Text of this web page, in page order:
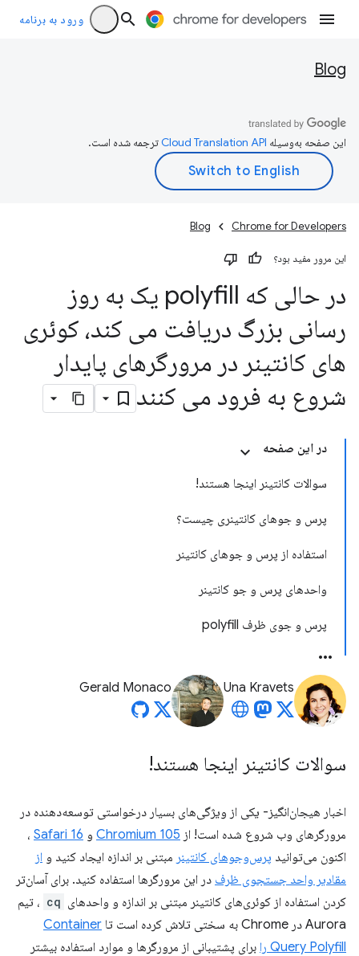
ورود به برنامه
Blog
این صفحه به‌وسیله ترجمه شده است.
Chrome for Developers
Blog
این مرور مفید بود؟
در حالی که polyfill یک به روز
رسانی بزرگ دریافت می کند، کوئری
های کانتینر در مرورگرهای پایدار
شروع به فرود می کنند
در این صفحه
سوالات کانتینر اینجا هستند!
پرس و جوهای کانتینری چیست؟
استفاده از پرس و جوهای کانتینر
واحدهای پرس و جو کانتینر
پرس و جوی ظرف polyfill
Una Kravets
Gerald Monaco
سوالات کانتینر اینجا هستند!
اخبار هیجان‌انگیز- یکی از ویژگی‌های بسیار درخواستی توسعه‌دهنده در
مرورگرهای وب شروع شده است! از Chromium 105 و Safari 16 ،
اکنون می‌توانید پرس‌وجوهای کانتینر مبتنی بر اندازه ایجاد کنید و از
مقادیر واحد جستجوی ظرف در این مرورگرها استفاده کنید. برای آسان‌تر
کردن استفاده از کوئری‌های کانتینر مبتنی بر اندازه و واحدهای cq ، تیم
Aurora در Chrome به سختی تلاش کرده است تا
Container
Query Polyfill را
برای پشتیبانی از مرورگرها و موارد استفاده بیشتر